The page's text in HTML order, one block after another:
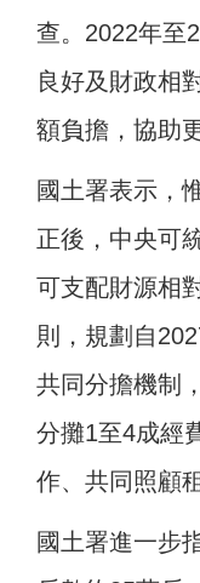
查。2022年至
良好及財政相
額負擔，協助
國土署表示，
正後，中央可
可支配財源相
則，規劃自
共同分擔機制
分攤1至4成經
作、共同照顧
國土署進一步